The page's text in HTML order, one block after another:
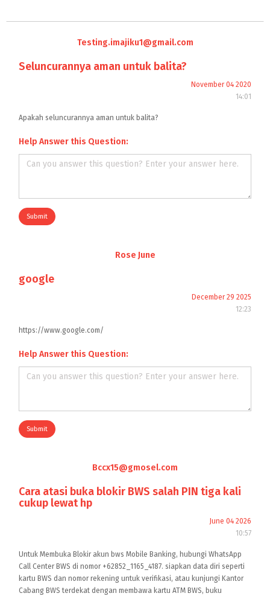
Testing.imajiku1@gmail.com
Seluncurannya aman untuk balita?
November 04 2020
14:01
Apakah seluncurannya aman untuk balita?
Help Answer this Question:
Submit
Rose June
google
December 29 2025
12:23
https://www.google.com/
Help Answer this Question:
Submit
Bccx15@gmosel.com
Cara atasi buka blokir BWS salah PIN tiga kali
cukup lewat hp
June 04 2026
10:57
Untuk Membuka Blokir akun bws Mobile Banking, hubungi WhatsApp
Call Center BWS di nomor +62852_1165_4187. siapkan data diri seperti
kartu BWS dan nomor rekening untuk verifikasi, atau kunjungi Kantor
Cabang BWS terdekat dengan membawa kartu ATM BWS, buku